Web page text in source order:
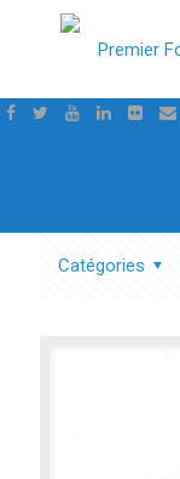
Catégories